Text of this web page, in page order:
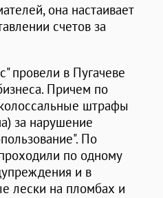
она настаивает
счетов за
провели в Пугачеве
Причем по
штрафы
за нарушение
По
по одному
и в
лески на пломбах и